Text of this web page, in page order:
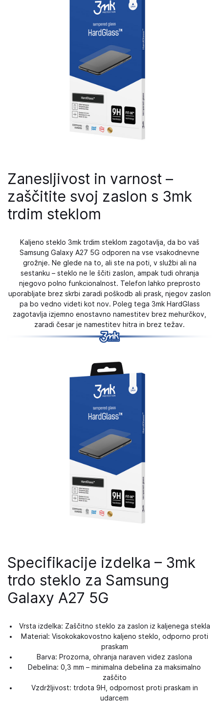
Zanesljivost in varnost –
zaščitite svoj zaslon s 3mk
trdim steklom
Kaljeno steklo 3mk trdim steklom zagotavlja, da bo vaš
Samsung Galaxy A27 5G odporen na vse vsakodnevne
grožnje. Ne glede na to, ali ste na poti, v službi ali na
sestanku – steklo ne le ščiti zaslon, ampak tudi ohranja
njegovo polno funkcionalnost. Telefon lahko preprosto
uporabljate brez skrbi zaradi poškodb ali prask, njegov zaslon
pa bo vedno videti kot nov. Poleg tega 3mk HardGlass
zagotavlja izjemno enostavno namestitev brez mehurčkov,
zaradi česar je namestitev hitra in brez težav.
Specifikacije izdelka – 3mk
trdo steklo za Samsung
Galaxy A27 5G
Vrsta izdelka: Zaščitno steklo za zaslon iz kaljenega stekla
Material: Visokokakovostno kaljeno steklo, odporno proti
praskam
Barva: Prozorna, ohranja naraven videz zaslona
Debelina: 0,3 mm – minimalna debelina za maksimalno
zaščito
Vzdržljivost: trdota 9H, odpornost proti praskam in
udarcem